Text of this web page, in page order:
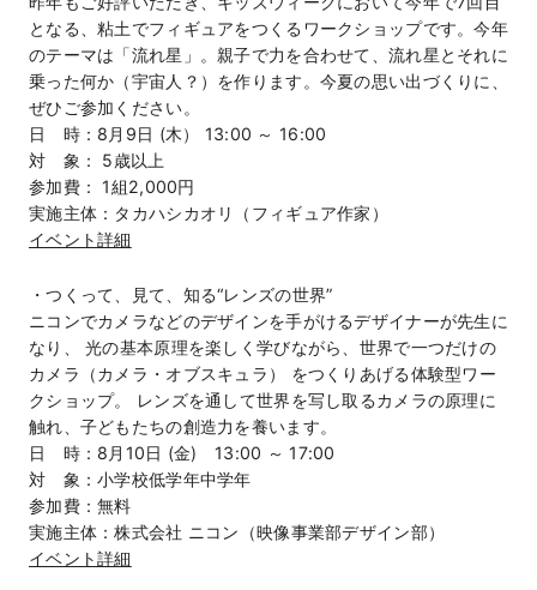
となる、粘土でフィギュアをつくるワークショップです。今年
のテーマは「流れ星」。親子で力を合わせて、流れ星とそれに
乗った何か（宇宙人？）を作ります。今夏の思い出づくりに、
ぜひご参加ください。
日 時：8月9日 (木） 13:00 ～ 16:00
対 象： 5歳以上
参加費： 1組2,000円
実施主体：タカハシカオリ（フィギュア作家）
イベント詳細
・つくって、見て、知る“レンズの世界”
ニコンでカメラなどのデザインを手がけるデザイナーが先生に
なり、 光の基本原理を楽しく学びながら、世界で一つだけの
カメラ（カメラ・オブスキュラ） をつくりあげる体験型ワー
クショップ。 レンズを通して世界を写し取るカメラの原理に
触れ、子どもたちの創造力を養います。
日 時：8月10日 (金) 13:00 ～ 17:00
対 象：小学校低学年中学年
参加費：無料
実施主体：株式会社 ニコン（映像事業部デザイン部）
イベント詳細